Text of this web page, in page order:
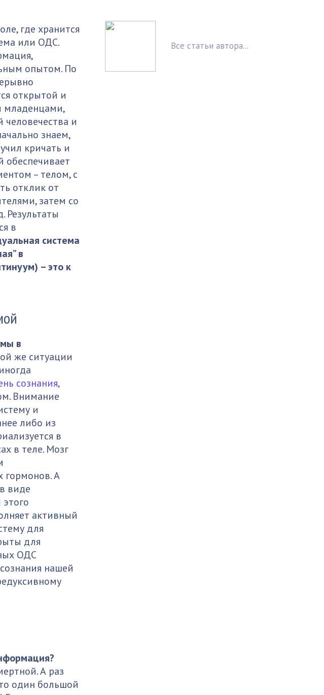
где хранится
или ОДС.
опытом. По
открытой и
младенцами,
и
знаем,
кричать и
обеспечивает
– телом, с
отклик от
затем со
Результаты
в
система
в
– это к
в
же ситуации
сознания,
Внимание
и
либо из
в
в теле. Мозг
гормонов. А
виде
активный
для
для
ОДС
нашей
А раз
один большой
Вcе статьи автора...